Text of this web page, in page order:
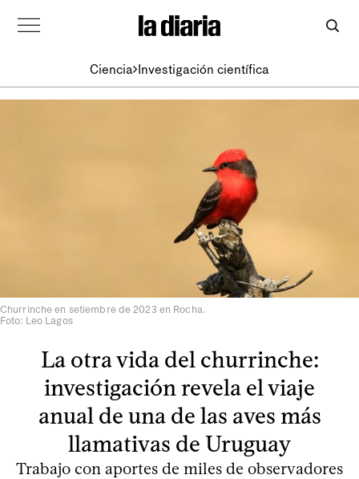
Ciencia Investigación científica
Churrinche en setiembre de 2023 en Rocha.
Foto: Leo Lagos
La otra vida del churrinche:
investigación revela el viaje
anual de una de las aves más
llamativas de Uruguay
Trabajo con aportes de miles de observadores